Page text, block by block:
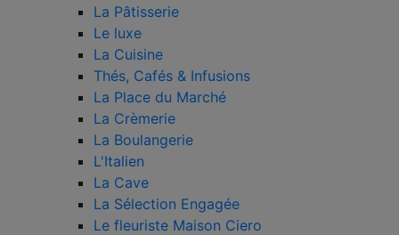
La Pâtisserie
Le luxe
La Cuisine
Thés, Cafés & Infusions
La Place du Marché
La Crèmerie
La Boulangerie
L'Italien
La Cave
La Sélection Engagée
Le fleuriste Maison Ciero